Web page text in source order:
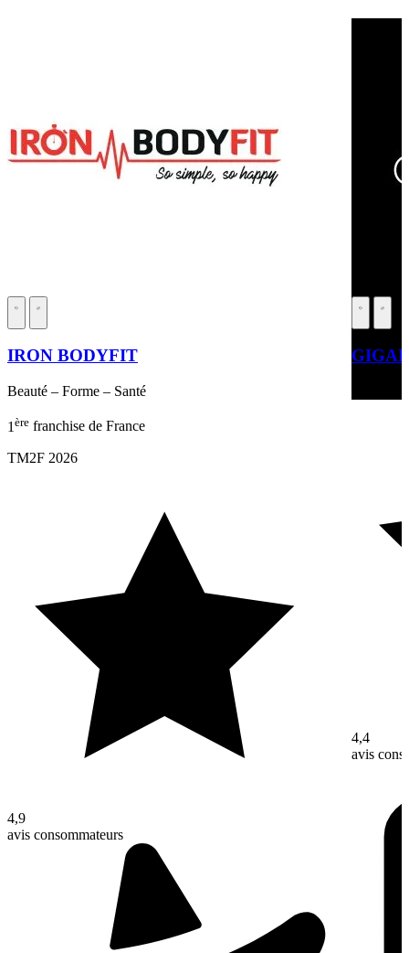
IRON BODYFIT
Beauté – Forme – Santé
1 ère franchise de France
TM2F 2026
4,9
avis consommateurs
4,4
avis